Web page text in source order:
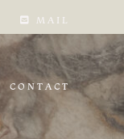
MAIL
CONTACT